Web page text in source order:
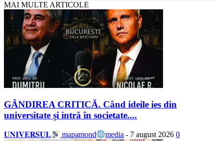
MAI MULTE ARTICOLE
GÂNDIREA CRITICĂ. Când ideile ies din
universitate și intră în societate....
𝐔𝐍𝐈𝐕𝐄𝐑𝐒𝐔𝐋 mapamond media - 7 august 2026 0